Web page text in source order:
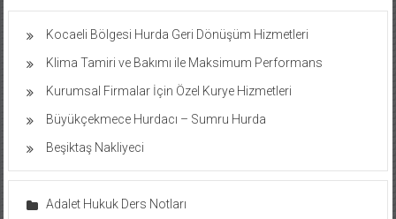
Kocaeli Bölgesi Hurda Geri Dönüşüm Hizmetleri
Klima Tamiri ve Bakımı ile Maksimum Performans
Kurumsal Firmalar İçin Özel Kurye Hizmetleri
Büyükçekmece Hurdacı – Sumru Hurda
Beşiktaş Nakliyeci
Adalet Hukuk Ders Notları